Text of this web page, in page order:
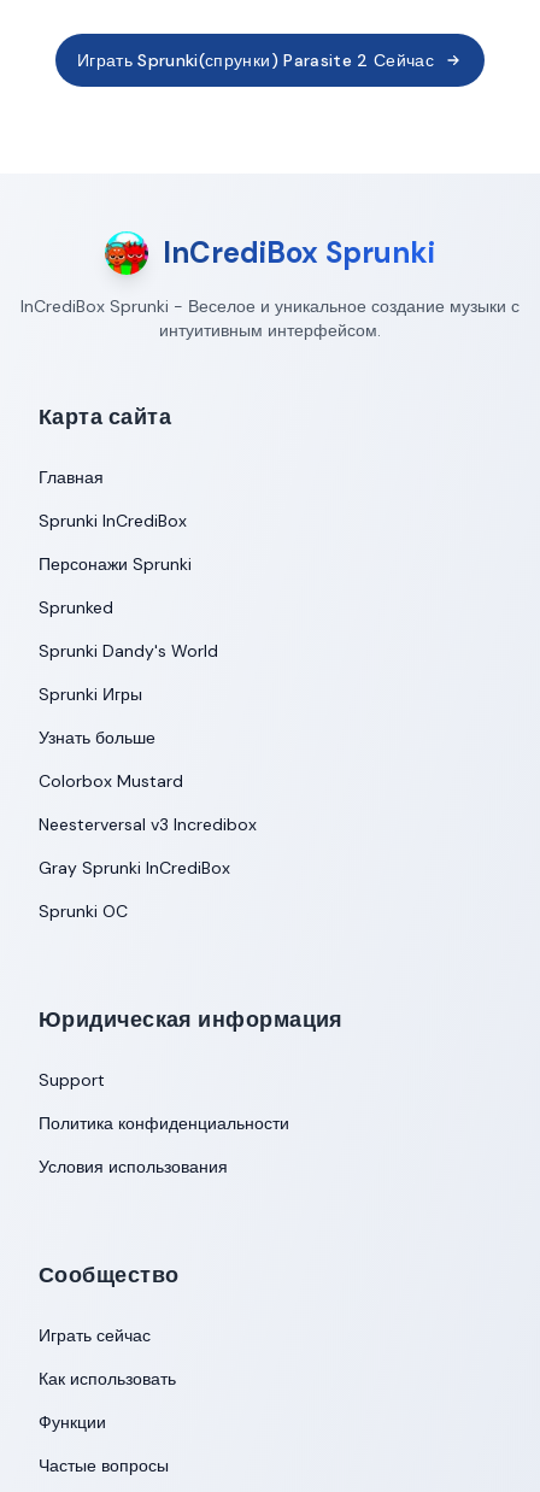
Играть Sprunki(спрунки) Parasite 2 Сейчас
InCrediBox Sprunki
InCrediBox Sprunki - Веселое и уникальное создание музыки с
интуитивным интерфейсом.
Карта сайта
Главная
Sprunki InCrediBox
Персонажи Sprunki
Sprunked
Sprunki Dandy's World
Sprunki Игры
Узнать больше
Colorbox Mustard
Neesterversal v3 Incredibox
Gray Sprunki InCrediBox
Sprunki OC
Юридическая информация
Support
Политика конфиденциальности
Условия использования
Сообщество
Играть сейчас
Как использовать
Функции
Частые вопросы